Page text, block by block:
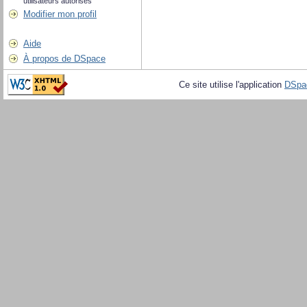
Modifier mon profil
Aide
À propos de DSpace
Ce site utilise l'application